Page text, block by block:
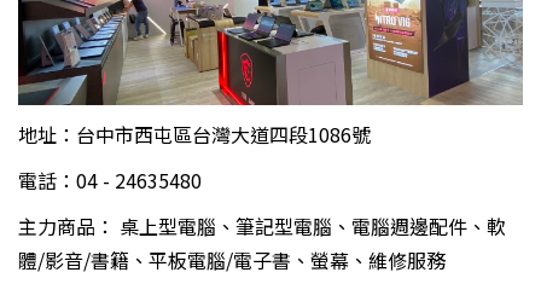
地址：台中市西屯區台灣大道四段1086號
電話：04 - 24635480
主力商品： 桌上型電腦、筆記型電腦、電腦週邊配件、軟
體/影音/書籍、平板電腦/電子書、螢幕、維修服務